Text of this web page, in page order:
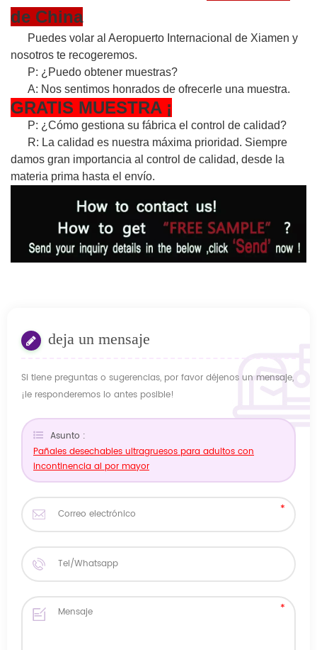
de China
Puedes volar al Aeropuerto Internacional de Xiamen y
nosotros te recogeremos.
P: ¿Puedo obtener muestras?
A: Nos sentimos honrados de ofrecerle una muestra.
GRATIS MUESTRA ¡
P: ¿Cómo gestiona su fábrica el control de calidad?
R: La calidad es nuestra máxima prioridad. Siempre
damos gran importancia al control de calidad, desde la
materia prima hasta el envío.
deja un mensaje
Si tiene preguntas o sugerencias, por favor déjenos un mensaje,
¡le responderemos lo antes posible!
Asunto :
Pañales desechables ultragruesos para adultos con
incontinencia al por mayor